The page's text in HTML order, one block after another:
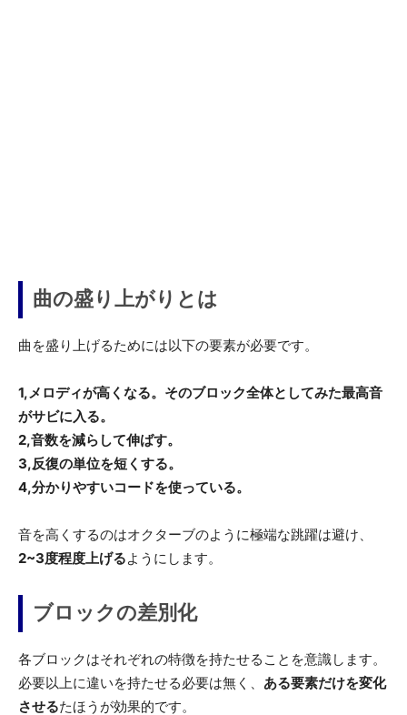
曲の盛り上がりとは
曲を盛り上げるためには以下の要素が必要です。
1,メロディが高くなる。そのブロック全体としてみた最高音
がサビに入る。
2,音数を減らして伸ばす。
3,反復の単位を短くする。
4,分かりやすいコードを使っている。
音を高くするのはオクターブのように極端な跳躍は避け、
2~3度程度上げるようにします。
ブロックの差別化
各ブロックはそれぞれの特徴を持たせることを意識します。
必要以上に違いを持たせる必要は無く、 ある要素だけを変化
させるたほうが効果的です。